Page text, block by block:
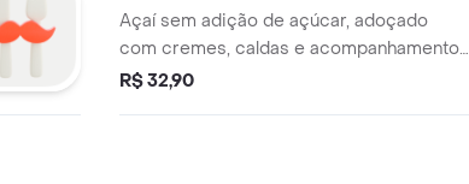
Açaí sem adição de açúcar, adoçado
com cremes, caldas e acompanhamentos
a sua escolha. Imagem Ilustrativa
R$ 32,90